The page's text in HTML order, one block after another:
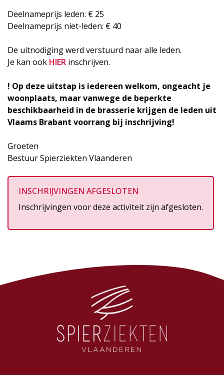
Deelnameprijs leden: € 25
Deelnameprijs niet-leden: € 40
De uitnodiging werd verstuurd naar alle leden.
Je kan ook HIER inschrijven.
! Op deze uitstap is iedereen welkom, ongeacht je
woonplaats, maar vanwege de beperkte
beschikbaarheid in de brasserie krijgen de leden uit
Vlaams Brabant voorrang bij inschrijving!
Groeten
Bestuur Spierziekten Vlaanderen
INSCHRIJVINGEN AFGESLOTEN
Inschrijvingen voor deze activiteit zijn afgesloten.